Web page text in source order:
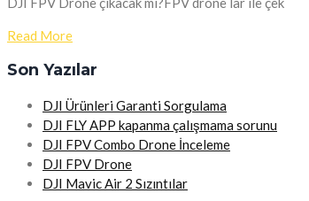
Read More
Son Yazılar
DJI Ürünleri Garanti Sorgulama
DJI FLY APP kapanma çalışmama sorunu
DJI FPV Combo Drone İnceleme
DJI FPV Drone
DJI Mavic Air 2 Sızıntılar